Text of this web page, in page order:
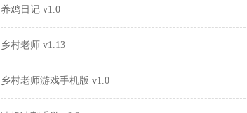
养鸡日记 v1.0
乡村老师 v1.13
乡村老师游戏手机版 v1.0